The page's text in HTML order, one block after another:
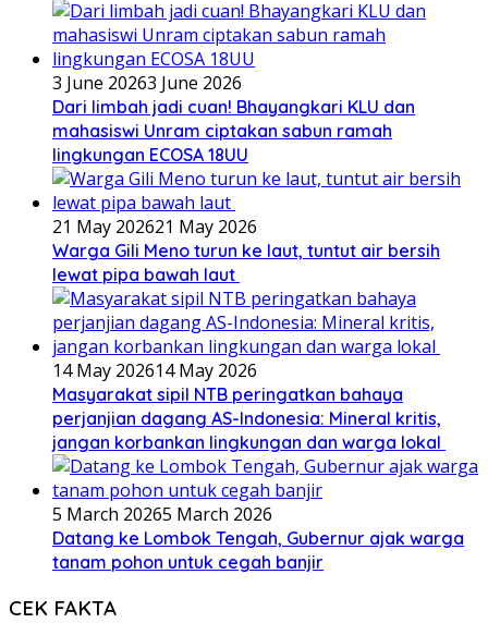
3 June 20263 June 2026
Dari limbah jadi cuan! Bhayangkari KLU dan
mahasiswi Unram ciptakan sabun ramah
lingkungan ECOSA 18UU
21 May 202621 May 2026
Warga Gili Meno turun ke laut, tuntut air bersih
lewat pipa bawah laut
14 May 202614 May 2026
Masyarakat sipil NTB peringatkan bahaya
perjanjian dagang AS-Indonesia: Mineral kritis,
jangan korbankan lingkungan dan warga lokal
5 March 20265 March 2026
Datang ke Lombok Tengah, Gubernur ajak warga
tanam pohon untuk cegah banjir
CEK FAKTA